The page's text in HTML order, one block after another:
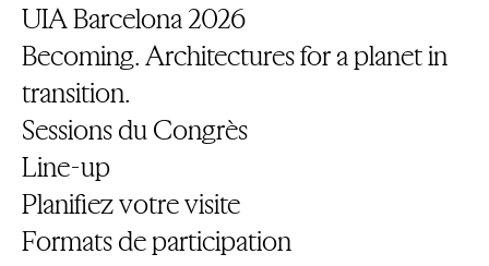
UIA Barcelona 2026
Becoming. Architectures for a planet in
transition.
Sessions du Congrès
Line-up
Planifiez votre visite
Formats de participation